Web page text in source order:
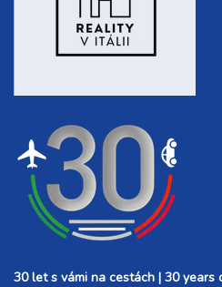
30 let s vámi na cestách | 30 years